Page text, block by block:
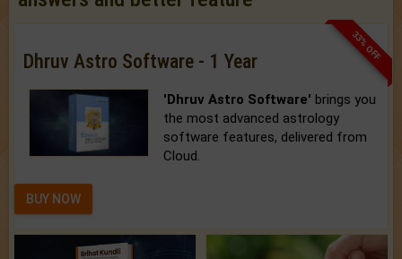
33% OFF
Dhruv Astro Software - 1 Year
'Dhruv Astro Software' brings you
the most advanced astrology
software features, delivered from
Cloud.
BUY NOW